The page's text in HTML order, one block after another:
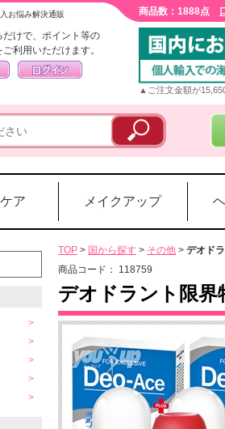
お悩み解決通販 商品数：1888点
だけで、ポイント等の
利用いただけます。
▲ご注文金額が
ア メイクアップ
TOP > 国から探す > その他 > デオド
商品コード： 118759
デオドラント限界